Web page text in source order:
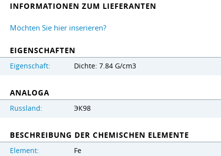
INFORMATIONEN ZUM LIEFERANTEN
Möchten Sie hier inserieren?
EIGENSCHAFTEN
Eigenschaft: Dichte: 7.84 G/cm3
ANALOGA
Russland: ЭК98
BESCHREIBUNG DER CHEMISCHEN ELEMENTE
Element:
Fe